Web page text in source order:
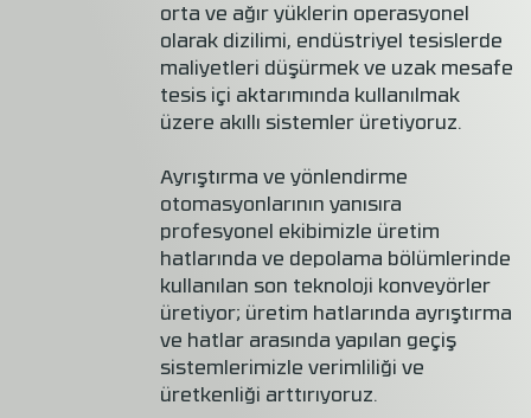
orta ve ağır yüklerin operasyonel
olarak dizilimi, endüstriyel tesislerde
maliyetleri düşürmek ve uzak mesafe
tesis içi aktarımında kullanılmak
üzere akıllı sistemler üretiyoruz.
Ayrıştırma ve yönlendirme
otomasyonlarının yanısıra
profesyonel ekibimizle üretim
hatlarında ve depolama bölümlerinde
kullanılan son teknoloji konveyörler
üretiyor; üretim hatlarında ayrıştırma
ve hatlar arasında yapılan geçiş
sistemlerimizle verimliliği ve
üretkenliği arttırıyoruz.